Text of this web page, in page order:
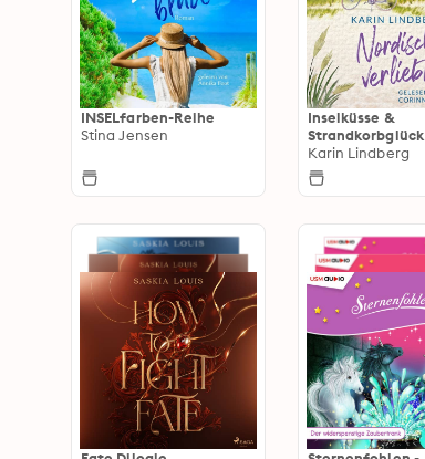
INSELfarben-Reihe
Stina Jensen
Inselküsse &
Strandkorbglück
Karin Lindberg